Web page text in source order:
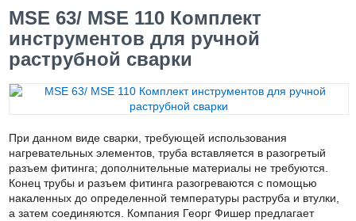
MSE 63/ MSE 110 Комплект
инструментов для ручной
раструбной сварки
При данном виде сварки, требующей использования
нагревательных элементов, труба вставляется в разогретый
разъем фитинга; дополнительные материалы не требуются.
Конец трубы и разъем фитинга разогреваются с помощью
накаленных до определенной температуры раструба и втулки,
а затем соединяются. Компания Георг Фишер предлагает